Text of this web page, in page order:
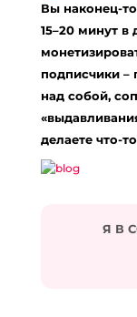
Вы наконец-то
15–20 минут в
подписчики –
над собой,
делаете что-
Я В